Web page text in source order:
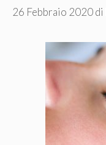
26 Febbraio 2020di